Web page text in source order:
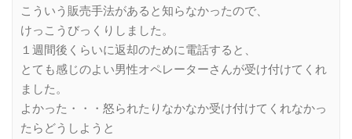
こういう販売手法があると知らなかったので、
けっこうびっくりしました。
１週間後くらいに返却のために電話すると、
とても感じのよい男性オペレーターさんが受け付けてくれ
ました。
よかった・・・怒られたりなかなか受け付けてくれなかっ
たらどうしようと